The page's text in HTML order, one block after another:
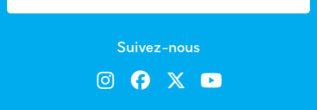
Suivez-nous